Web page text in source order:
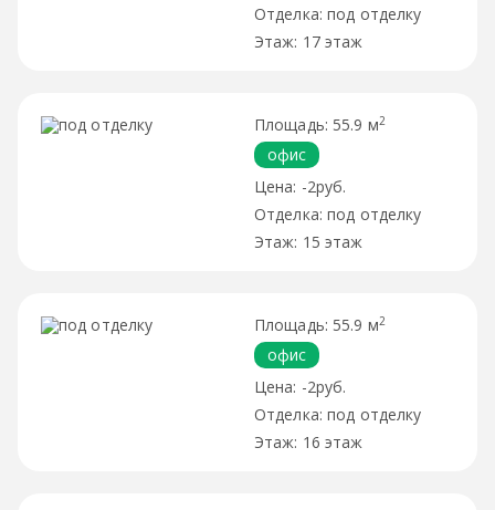
под отделку
17 этаж
55.9 м2
офис
-2руб.
под отделку
15 этаж
55.9 м2
офис
-2руб.
под отделку
16 этаж